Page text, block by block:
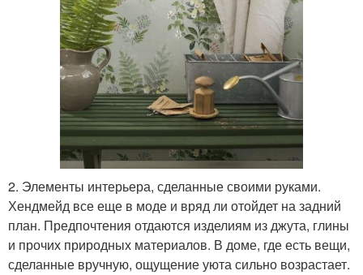
2. Элементы интерьера, сделанные своими руками.
Хендмейд все еще в моде и вряд ли отойдет на задний
план. Предпочтения отдаются изделиям из джута, глины
и прочих природных материалов. В доме, где есть вещи,
сделанные вручную, ощущение уюта сильно возрастает.